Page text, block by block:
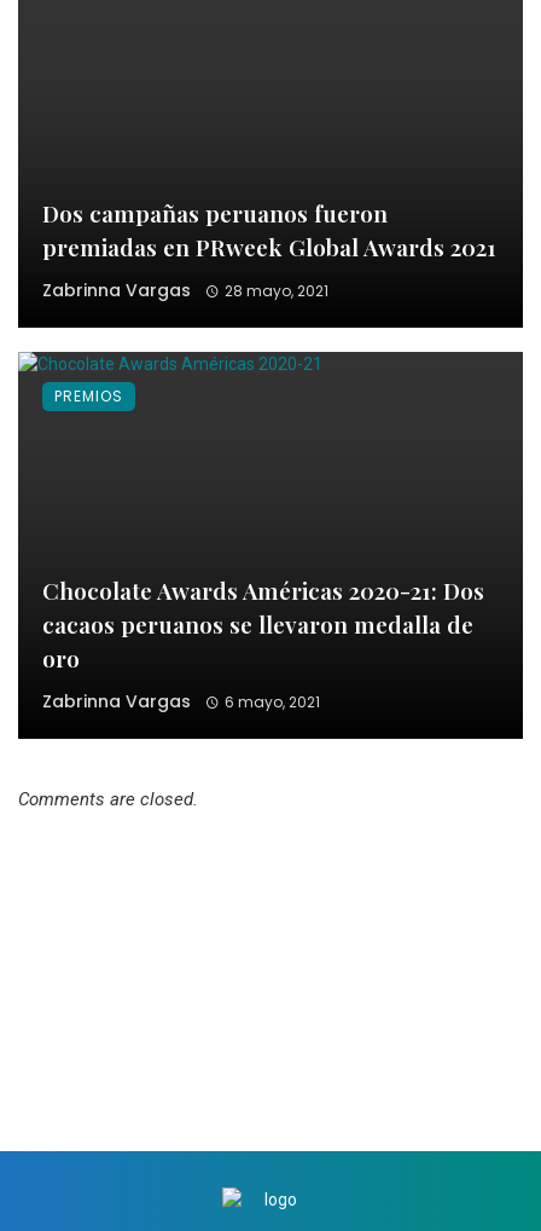
Dos campañas peruanos fueron
premiadas en PRweek Global Awards 2021
Zabrinna Vargas 28 mayo, 2021
Chocolate Awards Américas 2020-21: Dos
cacaos peruanos se llevaron medalla de
oro
Zabrinna Vargas 6 mayo, 2021
PREMIOS
Comments are closed.